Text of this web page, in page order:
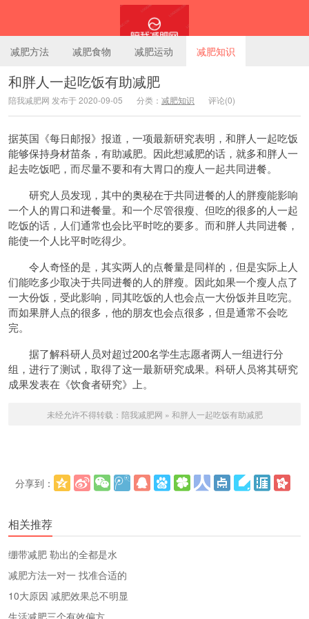
陪我减肥网
减肥方法 减肥食物 减肥运动 减肥知识
和胖人一起吃饭有助减肥
陪我减肥网 发布于 2020-09-05 分类： 减肥知识 评论(0)
据英国《每日邮报》报道，一项最新研究表明，和胖人一起吃饭
能够保持身材苗条，有助减肥。因此想减肥的话，就多和胖人一
起去吃饭吧，而尽量不要和有大胃口的瘦人一起共同进餐。
研究人员发现，其中的奥秘在于共同进餐的人的胖瘦能影响
一个人的胃口和进餐量。和一个尽管很瘦、但吃的很多的人一起
吃饭的话，人们通常也会比平时吃的要多。而和胖人共同进餐，
能使一个人比平时吃得少。
令人奇怪的是，其实两人的点餐量是同样的，但是实际上人
们能吃多少取决于共同进餐的人的胖瘦。因此如果一个瘦人点了
一大份饭，受此影响，同其吃饭的人也会点一大份饭并且吃完。
而如果胖人点的很多，他的朋友也会点很多，但是通常不会吃
完。
据了解科研人员对超过200名学生志愿者两人一组进行分
组，进行了测试，取得了这一最新研究成果。科研人员将其研究
成果发表在《饮食者研究》上。
未经允许不得转载： 陪我减肥网 » 和胖人一起吃饭有助减肥
分享到：
相关推荐
绷带减肥 勒出的全都是水
减肥方法一对一 找准合适的
10大原因 减肥效果总不明显
生活减肥三个有效偏方